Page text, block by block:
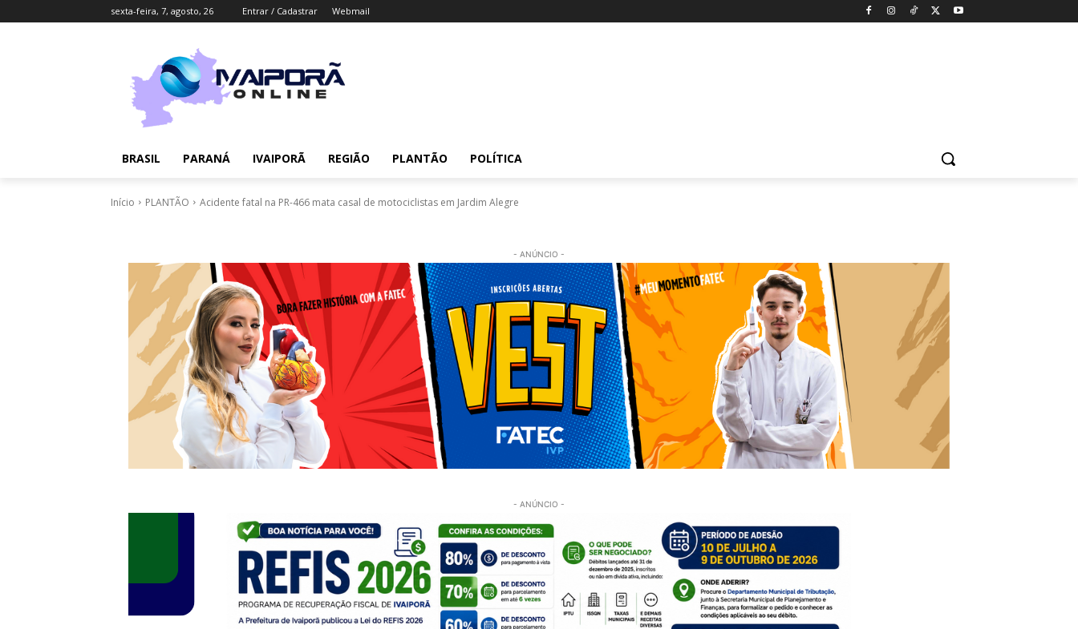
sexta-feira, 7, agosto, 26 Entrar / Cadastrar Webmail
BRASIL PARANÁ IVAIPORÃ REGIÃO PLANTÃO POLÍTICA
Início PLANTÃO Acidente fatal na PR-466 mata casal de motociclistas em Jardim Alegre
- ANÚNCIO -
- ANÚNCIO -